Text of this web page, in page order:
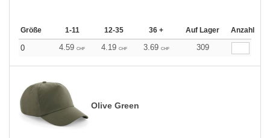
Größe 1-11 12-35 36 + Auf Lager Anzahl
0 4.59 CHF 4.19 CHF 3.69 CHF 309
Olive Green